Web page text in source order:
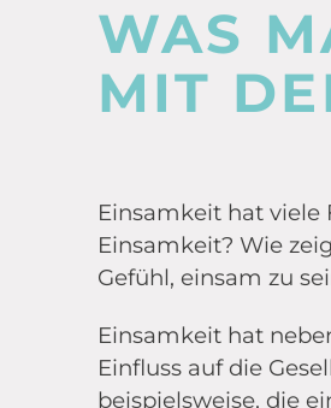
WAS
MIT
Einsamkeit hat
Einsamkeit? Wie
Gefühl, einsam zu
Einsamkeit hat
Einfluss auf die
beispielsweise, die